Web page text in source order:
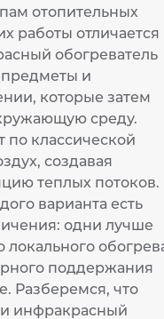
отопительных
работы отличается
обогреватель
предметы и
которые затем
среду.
по классической
создавая
теплых потоков.
варианта есть
одни лучше
локального
поддержания
Разберемся, что
инфракрасный